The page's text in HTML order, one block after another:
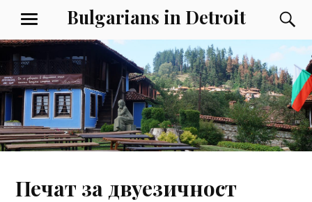
съдържаниетоBulgarians in Detroit
МЕНЮ
Печат за двуезичност